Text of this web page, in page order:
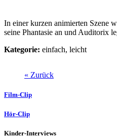
In einer kurzen animierten Szene
seine Phantasie an und Auditorix
Kategorie: einfach, leicht
« Zurück
Film-Clip
Hör-Clip
Kinder-Interviews